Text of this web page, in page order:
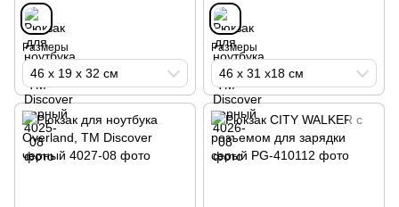
Размеры
46 х 19 х 32 см
Размеры
46 х 31 х18 см